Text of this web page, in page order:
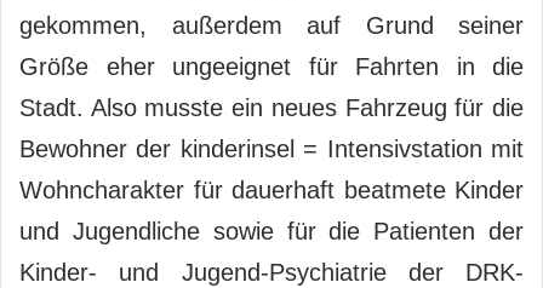
gekommen, außerdem auf Grund seiner
Größe eher ungeeignet für Fahrten in die
Stadt. Also musste ein neues Fahrzeug für die
Bewohner der kinderinsel = Intensivstation mit
Wohncharakter für dauerhaft beatmete Kinder
und Jugendliche sowie für die Patienten der
Kinder- und Jugend-Psychiatrie der DRK-